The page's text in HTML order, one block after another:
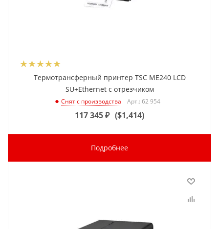
Термотрансферный принтер TSC ME240 LCD
SU+Ethernet с отрезчиком
Снят с производства Арт.: 62 954
117 345₽ ($1,414)
Подробнее